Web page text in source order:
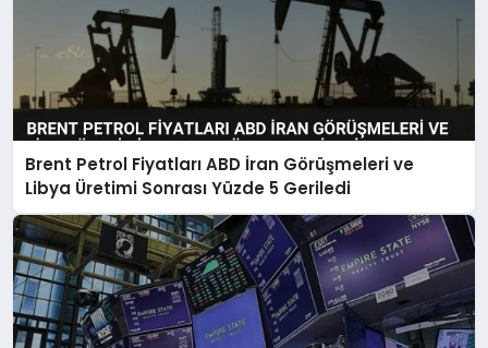
Brent Petrol Fiyatları ABD İran Görüşmeleri ve
Libya Üretimi Sonrası Yüzde 5 Geriledi